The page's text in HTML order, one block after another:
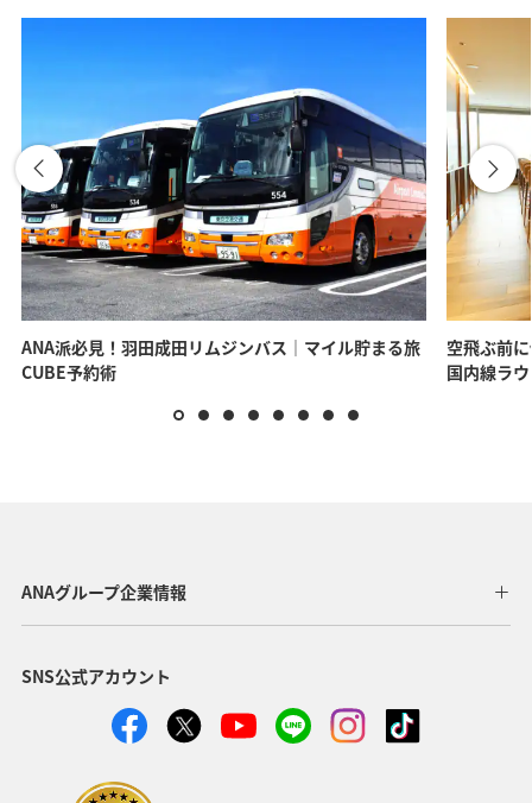
ANA派必見！羽田成田リムジンバス｜マイル貯まる旅
CUBE予約術
空飛ぶ前
国内線ラ
ANAグループ企業情報
SNS公式アカウント